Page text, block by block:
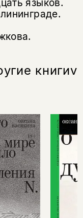
языков.
книгиv